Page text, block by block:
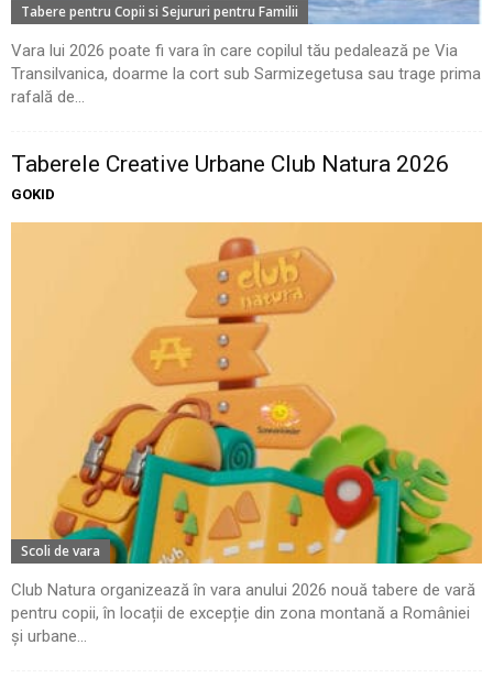
Tabere pentru Copii si Sejururi pentru Familii
Vara lui 2026 poate fi vara în care copilul tău pedalează pe Via
Transilvanica, doarme la cort sub Sarmizegetusa sau trage prima
rafală de...
Taberele Creative Urbane Club Natura 2026
GOKID
Scoli de vara
Club Natura organizează în vara anului 2026 nouă tabere de vară
pentru copii, în locații de excepție din zona montană a României
și urbane...